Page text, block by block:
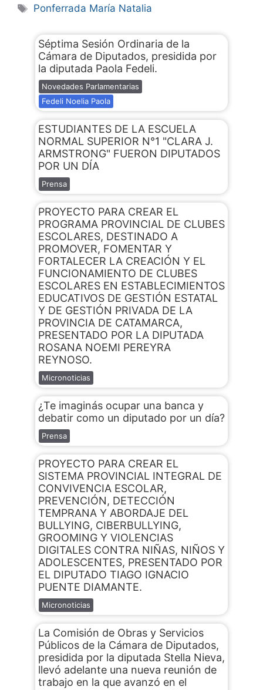
Ponferrada María Natalia
Séptima Sesión Ordinaria de la
Cámara de Diputados, presidida por
la diputada Paola Fedeli.
Novedades Parlamentarias
Fedeli Noelia Paola
ESTUDIANTES DE LA ESCUELA
NORMAL SUPERIOR N°1 "CLARA J.
ARMSTRONG" FUERON DIPUTADOS
POR UN DÍA
Prensa
PROYECTO PARA CREAR EL
PROGRAMA PROVINCIAL DE CLUBES
ESCOLARES, DESTINADO A
PROMOVER, FOMENTAR Y
FORTALECER LA CREACIÓN Y EL
FUNCIONAMIENTO DE CLUBES
ESCOLARES EN ESTABLECIMIENTOS
EDUCATIVOS DE GESTIÓN ESTATAL
Y DE GESTIÓN PRIVADA DE LA
PROVINCIA DE CATAMARCA,
PRESENTADO POR LA DIPUTADA
ROSANA NOEMI PEREYRA
REYNOSO.
Micronoticias
¿Te imaginás ocupar una banca y
debatir como un diputado por un día?
Prensa
PROYECTO PARA CREAR EL
SISTEMA PROVINCIAL INTEGRAL DE
CONVIVENCIA ESCOLAR,
PREVENCIÓN, DETECCIÓN
TEMPRANA Y ABORDAJE DEL
BULLYING, CIBERBULLYING,
GROOMING Y VIOLENCIAS
DIGITALES CONTRA NIÑAS, NIÑOS Y
ADOLESCENTES, PRESENTADO POR
EL DIPUTADO TIAGO IGNACIO
PUENTE DIAMANTE.
Micronoticias
La Comisión de Obras y Servicios
Públicos de la Cámara de Diputados,
presidida por la diputada Stella Nieva,
llevó adelante una nueva reunión de
trabajo en la que avanzó en el